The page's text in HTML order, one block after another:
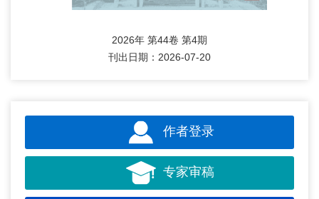
2026年 第44卷 第4期
刊出日期：2026-07-20
作者登录
专家审稿